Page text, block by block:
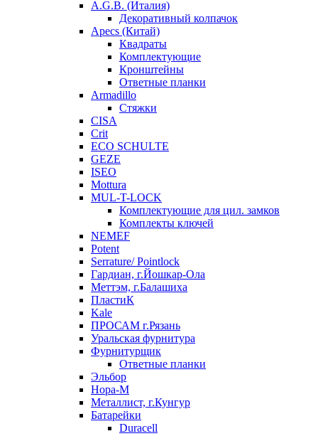
A.G.B. (Италия)
Декоративный колпачок
Apecs (Китай)
Квадраты
Комплектующие
Кронштейны
Ответные планки
Armadillo
Стяжки
CISA
Crit
ECO SCHULTE
GEZE
ISEO
Mottura
MUL-T-LOCK
Комплектующие для цил. замков
Комплекты ключей
NEMEF
Potent
Serrature/ Pointlock
Гардиан, г.Йошкар-Ола
Меттэм, г.Балашиха
ПластиК
Kale
ПРОСАМ г.Рязань
Уральская фурнитура
Фурнитурщик
Ответные планки
Эльбор
Нора-М
Металлист, г.Кунгур
Батарейки
Duracell